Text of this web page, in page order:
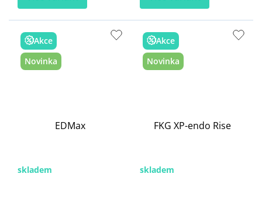
Akce
Novinka
EDMax
skladem
Akce
Novinka
FKG XP-endo Rise
skladem